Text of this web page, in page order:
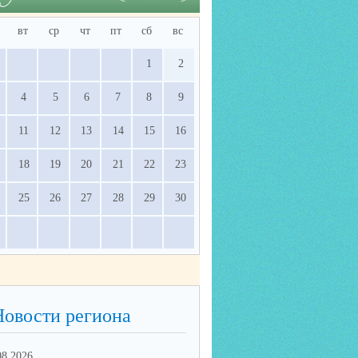
вт ср чт пт сб вс
1 2
4 5 6 7 8 9
11 12 13 14 15 16
18 19 20 21 22 23
25 26 27 28 29 30
региона